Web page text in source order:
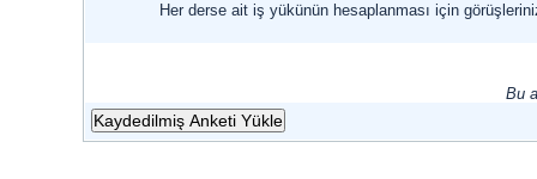
Her derse ait iş yükünün hesaplanması için
Bu